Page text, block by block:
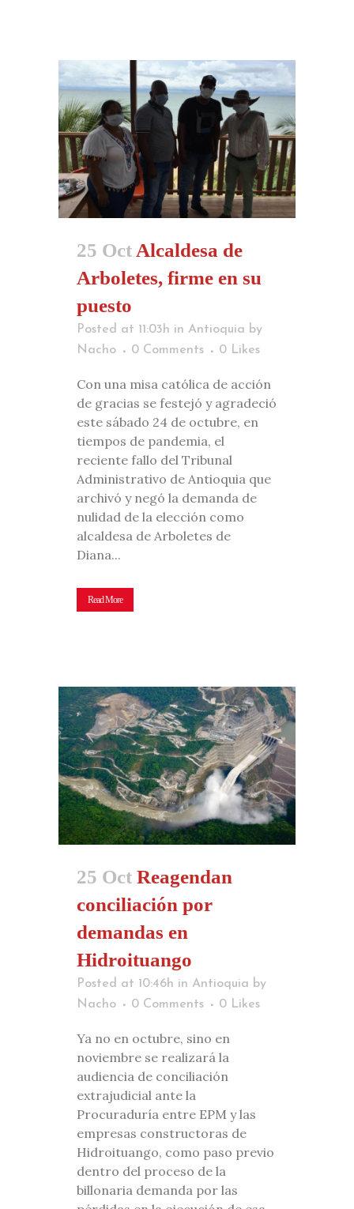
25 Oct Alcaldesa de
Arboletes, firme en su
puesto
Posted at 11:03h in Antioquia by
Nacho
0 Comments 0 Likes
Con una misa católica de acción
de gracias se festejó y agradeció
este sábado 24 de octubre, en
tiempos de pandemia, el
reciente fallo del Tribunal
Administrativo de Antioquia que
archivó y negó la demanda de
nulidad de la elección como
alcaldesa de Arboletes de
Diana...
Read More
25 Oct Reagendan
conciliación por
demandas en
Hidroituango
Posted at 10:46h in Antioquia by
Nacho
0 Comments 0 Likes
Ya no en octubre, sino en
noviembre se realizará la
audiencia de conciliación
extrajudicial ante la
Procuraduría entre EPM y las
empresas constructoras de
Hidroituango, como paso previo
dentro del proceso de la
billonaria demanda por las